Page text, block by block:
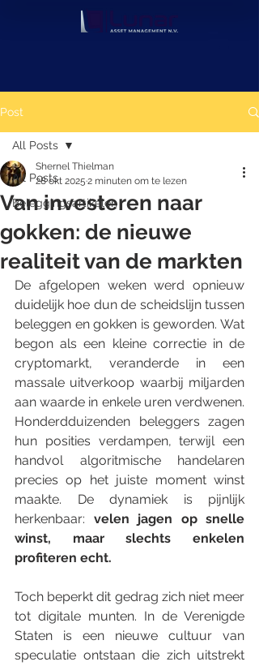
Post
All Posts
Beleggingsartikelen
All Posts
Van investeren naar
gokken: de nieuwe
realiteit van de markten
Shernel Thielman
28 okt 2025 2 minuten om te lezen
De afgelopen weken werd opnieuw
duidelijk hoe dun de scheidslijn tussen
beleggen en gokken is geworden. Wat
begon als een kleine correctie in de
cryptomarkt, veranderde in een
massale uitverkoop waarbij miljarden
aan waarde in enkele uren verdwenen.
Honderdduizenden beleggers zagen
hun posities verdampen, terwijl een
handvol algoritmische handelaren
precies op het juiste moment winst
maakte. De dynamiek is pijnlijk
herkenbaar: velen jagen op snelle
winst, maar slechts enkelen
profiteren echt.
Toch beperkt dit gedrag zich niet meer
tot digitale munten. In de Verenigde
Staten is een nieuwe cultuur van
speculatie ontstaan die zich uitstrekt